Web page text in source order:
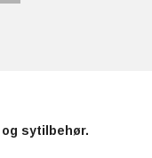
sytilbehør.